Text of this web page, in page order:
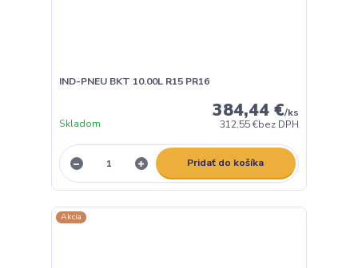
IND-PNEU BKT 10.00L R15 PR16
384,44 €/ks
312,55 €bez DPH
Skladom
Pridať do košíka
Akcia